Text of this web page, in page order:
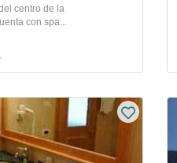
centro de la
con spa...